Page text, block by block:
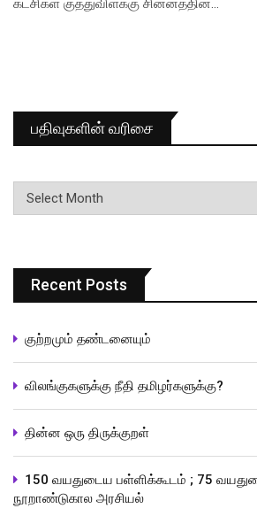
பதிவுகளின் வரிசை
பதிவுகளின்
வரிசை
Recent Posts
குற்றமும் தண்டனையும்
விலங்குகளுக்கு நீதி தமிழர்களுக்கு?
தின்ன ஒரு திருக்குறள்
150 வயதுடைய பள்ளிக்கூடம் ; 75
நூறாண்டுகால அரசியல்